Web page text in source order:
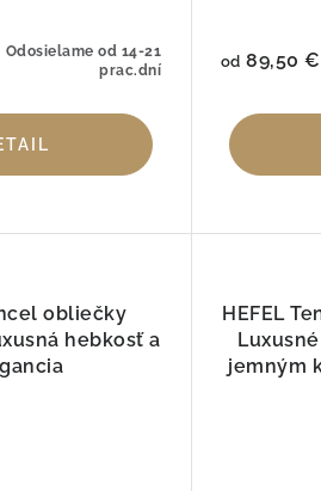
Odosielame od 14-21
prac.dní
od 89,50 €
obliečky
hebkosť a
HEFEL
jemným